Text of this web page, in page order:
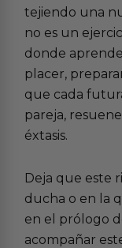
tejiendo una
no es un
donde
placer,
que cada
pareja,
éxtasis.
Deja que este
ducha o en la
en el prólogo
acompañar